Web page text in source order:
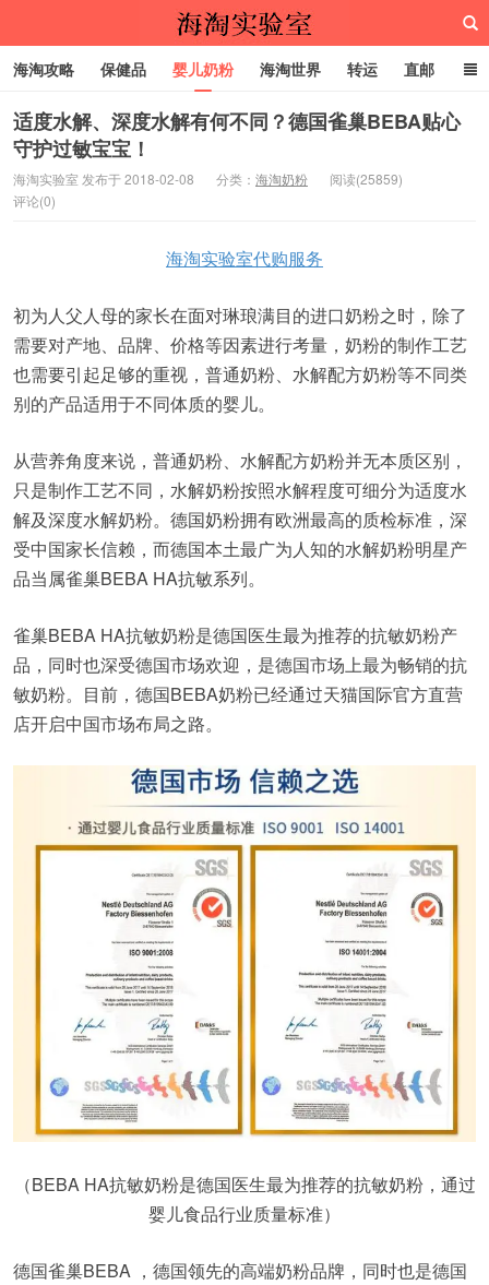
海淘实验室
海淘攻略 保健品 婴儿奶粉 海淘世界 转运 直邮
代购服务
适度水解、深度水解有何不同？德国雀巢BEBA贴心
守护过敏宝宝！
海淘实验室 发布于 2018-02-08 分类： 海淘奶粉
阅读(25859)
评论(0)
海淘实验室代购服务
初为人父人母的家长在面对琳琅满目的进口奶粉之时，除了
需要对产地、品牌、价格等因素进行考量，奶粉的制作工艺
也需要引起足够的重视，普通奶粉、水解配方奶粉等不同类
别的产品适用于不同体质的婴儿。
从营养角度来说，普通奶粉、水解配方奶粉并无本质区别，
只是制作工艺不同，水解奶粉按照水解程度可细分为适度水
解及深度水解奶粉。德国奶粉拥有欧洲最高的质检标准，深
受中国家长信赖，而德国本土最广为人知的水解奶粉明星产
品当属雀巢BEBA HA抗敏系列。
雀巢BEBA HA抗敏奶粉是德国医生最为推荐的抗敏奶粉产
品，同时也深受德国市场欢迎，是德国市场上最为畅销的抗
敏奶粉。目前，德国BEBA奶粉已经通过天猫国际官方直营
店开启中国市场布局之路。
（BEBA HA抗敏奶粉是德国医生最为推荐的抗敏奶粉，通过
婴儿食品行业质量标准）
德国雀巢BEBA ，德国领先的高端奶粉品牌，同时也是德国